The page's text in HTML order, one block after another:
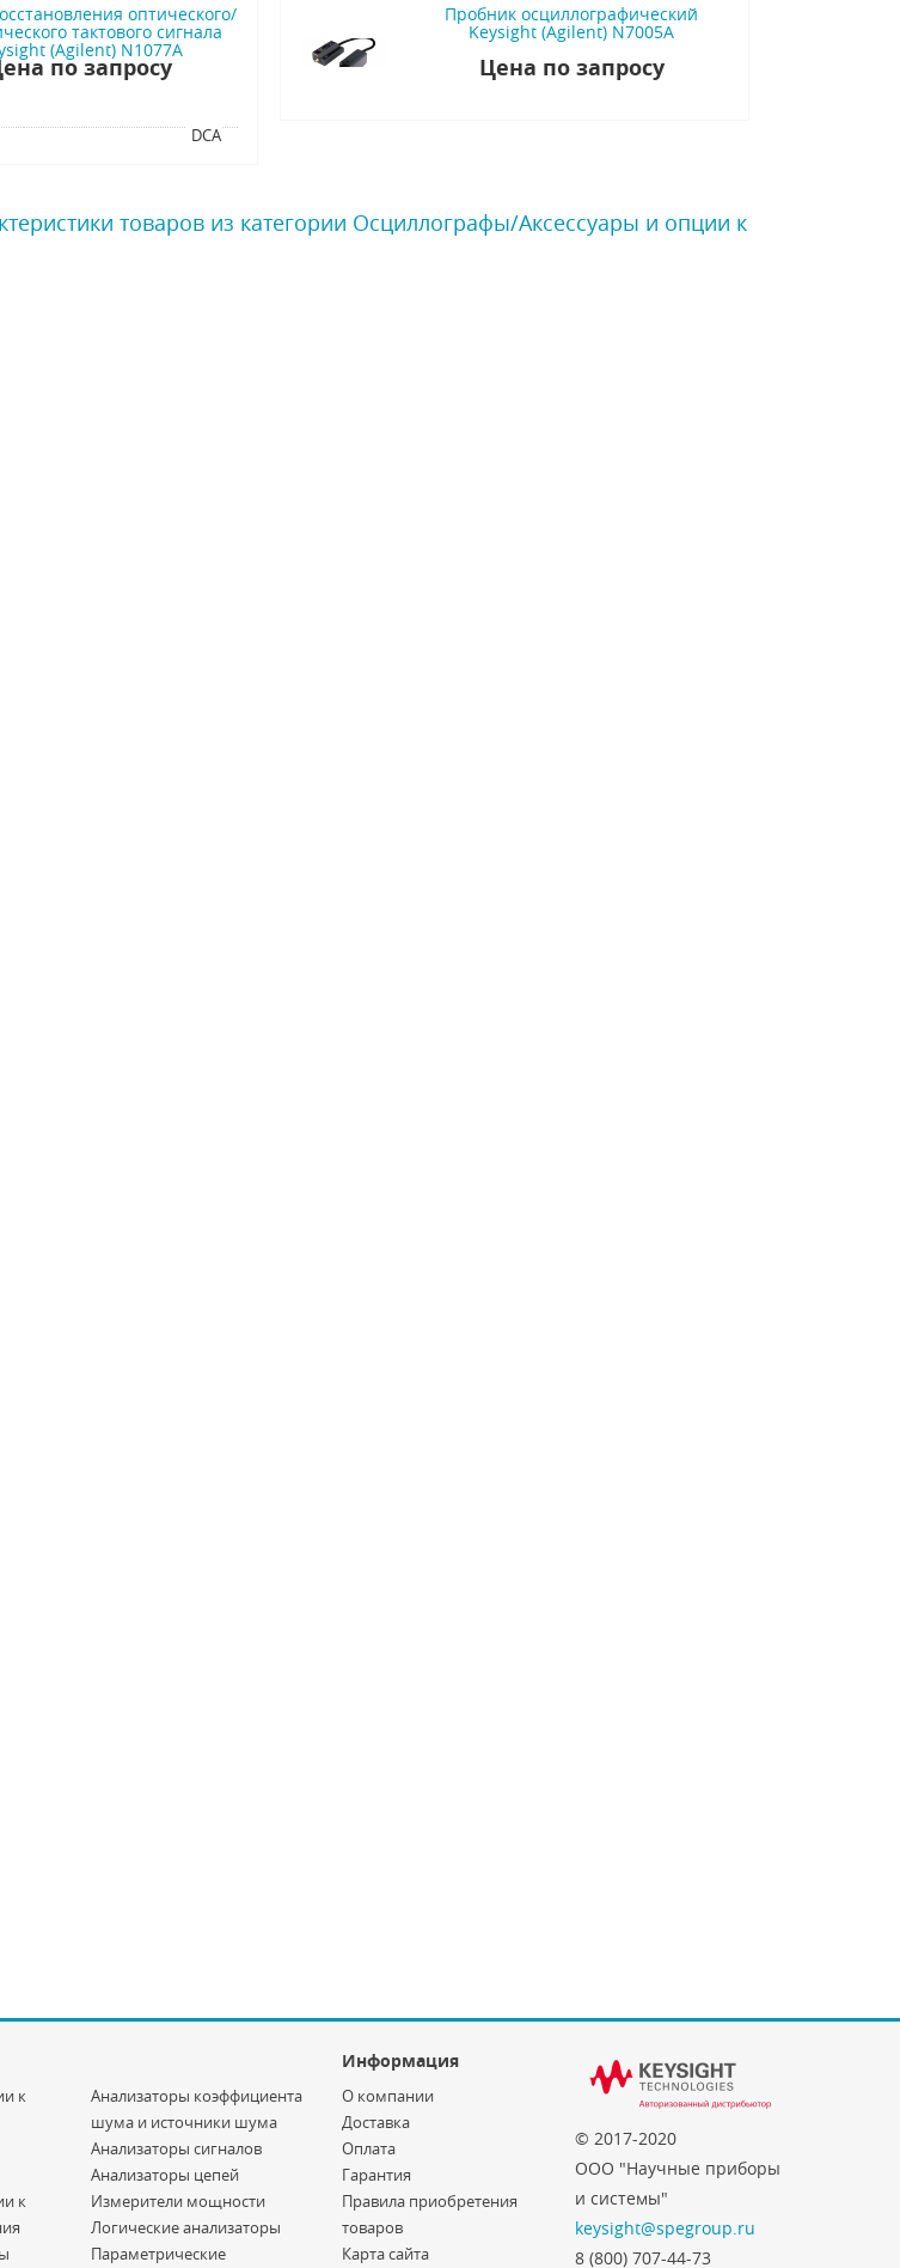
оптического/
тактового сигнала
(Agilent) N1077A
по запросу
DCA
Пробник осциллографический
Keysight (Agilent) N7005A
Цена по запросу
товаров из категории Осциллографы/Аксессуары и опции к
Информация
© 2017-2020
ООО "Научные приборы
и системы"
keysight@spegroup.ru
8 (800) 707-44-73
к
к
Анализаторы коэффициента
шума и источники шума
Анализаторы сигналов
Анализаторы цепей
Измерители мощности
Логические анализаторы
Параметрические
О компании
Доставка
Оплата
Гарантия
Правила приобретения
товаров
Карта сайта